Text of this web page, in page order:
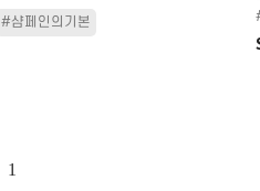
#샴페인의기본
1